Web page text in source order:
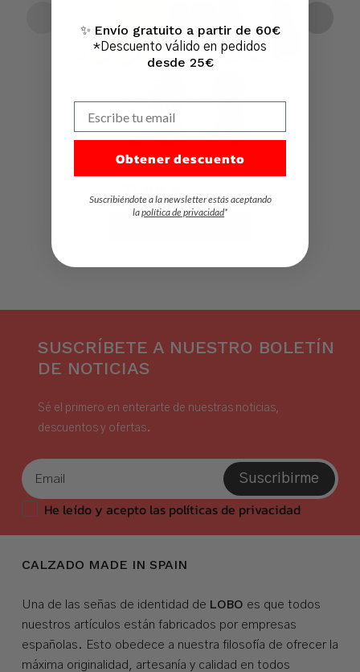
Alpargata plana clásica niños
SUSCRÍBETE A NUESTRO BOLETÍN
DE NOTICIAS
Sé el primero en enterarte de nuestras noticias,
descuentos y ofertas.
Suscribirme
He leído y acepto las políticas de privacidad
CALZADO MADE IN SPAIN
Una de las señas de identidad de LOBO es que todos
nuestros artículos están fabricados por empresas
españolas. Esto obedece a nuestra filosofía de ofrecer la
máxima originalidad, artesanía y calidad en todos
✨ Envío gratuito a partir de 60€
*Descuento válido en pedidos
desde 25€
Obtener descuento
Suscribiéndote a la newsletter estás aceptando
lapolítica de privacidad*